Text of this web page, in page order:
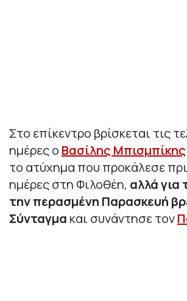
Στο επίκεντρο βρίσκεται τις
ημέρες ο Βασίλης Μπισμπίκης
το ατύχημα που προκάλεσε
ημέρες στη Φιλοθέη, αλλά για
την περασμένη Παρασκευή
Σύνταγμα και συνάντησε τον